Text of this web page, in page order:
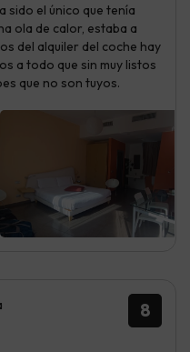
sido el único que tenía
ola de calor, estaba a
del alquiler del coche hay
a todo que sin muy listos
que no son tuyos.
8